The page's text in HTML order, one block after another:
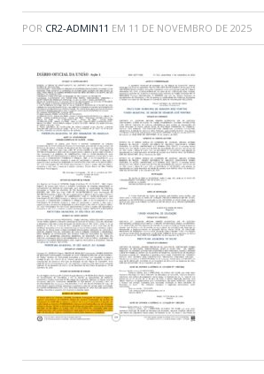
POR CR2-ADMIN11 EM 11 DE NOVEMBRO DE 2025